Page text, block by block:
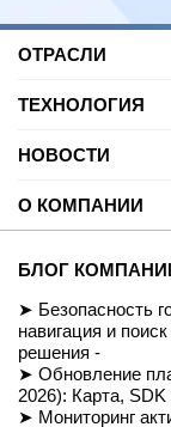
ОТРАСЛИ
Торговые центры
Автомобильные
Спорт
Производство
Культура и
Здравоохранение
Недвижимость и
Музеи
Транспорт
Ритейл
Навигация
Строительство
ТЕХНОЛОГИЯ
SDK для Indoor
Реализованные
Для
FAQ
Документация
Вход/Регистрация
НОВОСТИ
Вебинары и
О КОМПАНИИ
Миссия
Команда
Контакты
СОУТ
Политика
Условия доступа
Приказ
Магазин
БЛОГ
Безопасность
навигация и
решения -
Обновление
2026): Карта,
Мониторинг